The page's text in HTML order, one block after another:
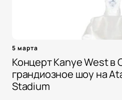
5 марта
Концерт Kanye West в
грандиозное шоу на
Stadium